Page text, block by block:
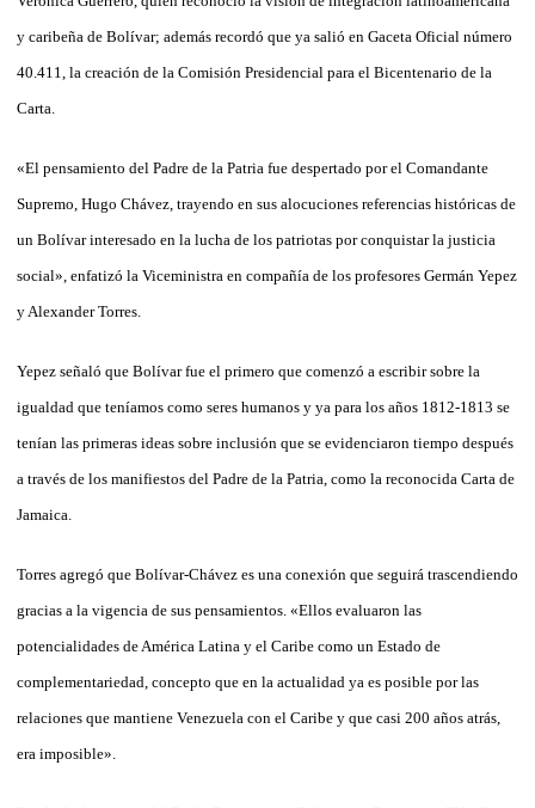
y caribeña de Bolívar; además recordó que ya salió en Gaceta Oficial número
40.411, la creación de la Comisión Presidencial para el Bicentenario de la
Carta.
«El pensamiento del Padre de la Patria fue despertado por el Comandante
Supremo, Hugo Chávez, trayendo en sus alocuciones referencias históricas de
un Bolívar interesado en la lucha de los patriotas por conquistar la justicia
social», enfatizó la Viceministra en compañía de los profesores Germán Yepez
y Alexander Torres.
Yepez señaló que Bolívar fue el primero que comenzó a escribir sobre la
igualdad que teníamos como seres humanos y ya para los años 1812-1813 se
tenían las primeras ideas sobre inclusión que se evidenciaron tiempo después
a través de los manifiestos del Padre de la Patria, como la reconocida Carta de
Jamaica.
Torres agregó que Bolívar-Chávez es una conexión que seguirá trascendiendo
gracias a la vigencia de sus pensamientos. «Ellos evaluaron las
potencialidades de América Latina y el Caribe como un Estado de
complementariedad, concepto que en la actualidad ya es posible por las
relaciones que mantiene Venezuela con el Caribe y que casi 200 años atrás,
era imposible».